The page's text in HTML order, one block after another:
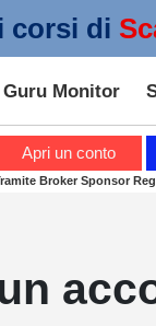
corsi di
Guru Monitor
Apri un conto
Broker Sponsor